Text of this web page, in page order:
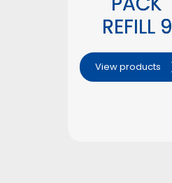
REFILL 9
View products